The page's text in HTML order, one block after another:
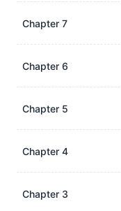
Chapter 7
Chapter 6
Chapter 5
Chapter 4
Chapter 3